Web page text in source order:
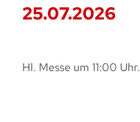
25.07.2026
Hl. Messe um 11:00 Uhr.